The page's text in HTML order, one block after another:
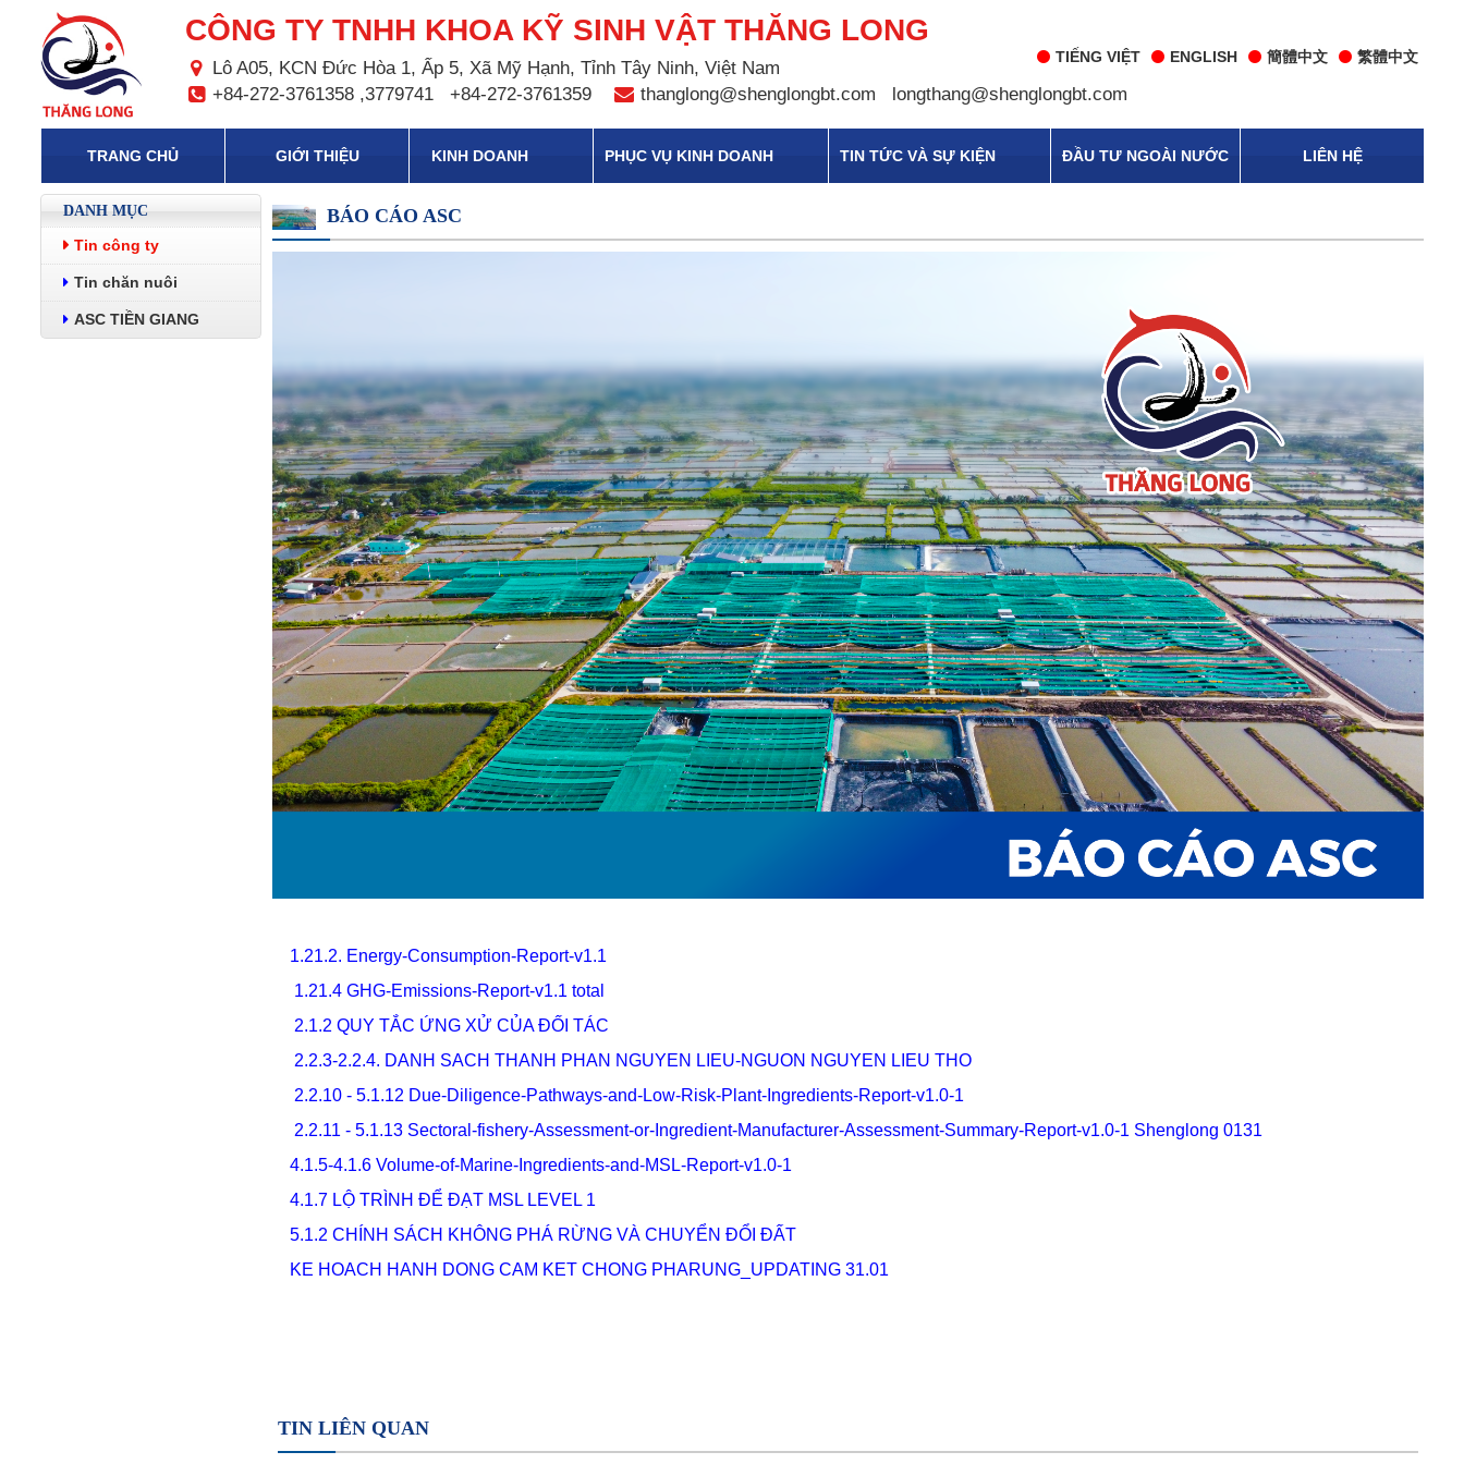
TIẾNG VIỆT ENGLISH 簡體中文 繁體中文
CÔNG TY TNHH KHOA KỸ SINH VẬT THĂNG LONG
Lô A05, KCN Đức Hòa 1, Ấp 5, Xã Mỹ Hạnh, Tỉnh Tây Ninh, Việt Nam
+84-272-3761358 ,3779741
+84-272-3761359 thanglong@shenglongbt.com longthang@shenglongbt.com
TRANG CHỦ GIỚI THIỆU KINH DOANH PHỤC VỤ KINH DOANH TIN TỨC VÀ SỰ KIỆN ĐẦU TƯ NGOÀI NƯỚC LIÊN HỆ
DANH MỤC
Tin công ty
Tin chăn nuôi
ASC TIỀN GIANG
BÁO CÁO ASC
1.21.2. Energy-Consumption-Report-v1.1
1.21.4 GHG-Emissions-Report-v1.1 total
2.1.2 QUY TẮC ỨNG XỬ CỦA ĐỐI TÁC
2.2.3-2.2.4. DANH SACH THANH PHAN NGUYEN LIEU-NGUON NGUYEN LIEU THO
2.2.10 - 5.1.12 Due-Diligence-Pathways-and-Low-Risk-Plant-Ingredients-Report-v1.0-1
2.2.11 - 5.1.13 Sectoral-fishery-Assessment-or-Ingredient-Manufacturer-Assessment-Summary-Report-v1.0-1 Shenglong 0131
4.1.5-4.1.6 Volume-of-Marine-Ingredients-and-MSL-Report-v1.0-1
4.1.7 LỘ TRÌNH ĐỂ ĐẠT MSL LEVEL 1
5.1.2 CHÍNH SÁCH KHÔNG PHÁ RỪNG VÀ CHUYỂN ĐỔI ĐẤT
KE HOACH HANH DONG CAM KET CHONG PHARUNG_UPDATING 31.01
TIN LIÊN QUAN